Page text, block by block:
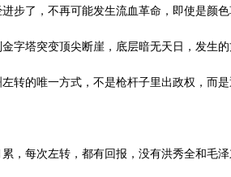
步了，不再可能发生流血革命，即使是颜
字塔突变顶尖断崖，底层暗无天日，发生
转的唯一方式，不是枪杆子里出政权，而
，每次左转，都有回报，没有洪秀全和毛